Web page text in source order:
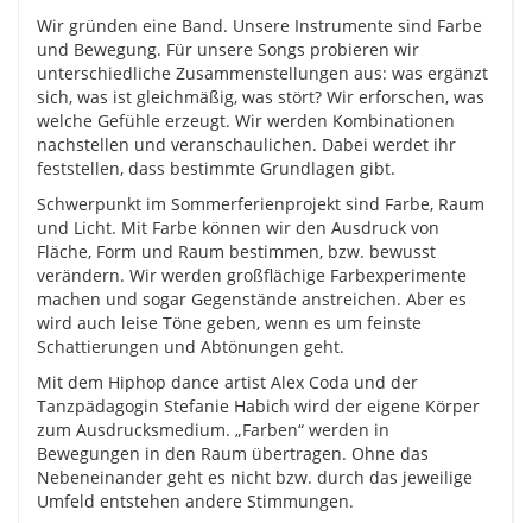
Wir gründen eine Band. Unsere Instrumente sind Farbe
und Bewegung. Für unsere Songs probieren wir
unterschiedliche Zusammenstellungen aus: was ergänzt
sich, was ist gleichmäßig, was stört? Wir erforschen, was
welche Gefühle erzeugt. Wir werden Kombinationen
nachstellen und veranschaulichen. Dabei werdet ihr
feststellen, dass bestimmte Grundlagen gibt.
Schwerpunkt im Sommerferienprojekt sind Farbe, Raum
und Licht. Mit Farbe können wir den Ausdruck von
Fläche, Form und Raum bestimmen, bzw. bewusst
verändern. Wir werden großflächige Farbexperimente
machen und sogar Gegenstände anstreichen. Aber es
wird auch leise Töne geben, wenn es um feinste
Schattierungen und Abtönungen geht.
Mit dem Hiphop dance artist Alex Coda und der
Tanzpädagogin Stefanie Habich wird der eigene Körper
zum Ausdrucksmedium. „Farben“ werden in
Bewegungen in den Raum übertragen. Ohne das
Nebeneinander geht es nicht bzw. durch das jeweilige
Umfeld entstehen andere Stimmungen.